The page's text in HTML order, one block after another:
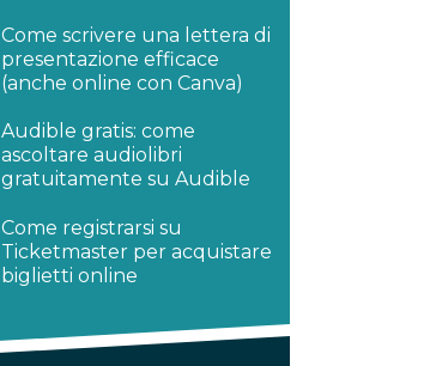
Come scrivere una lettera di
presentazione efficace
(anche online con Canva)
Audible gratis: come
ascoltare audiolibri
gratuitamente su Audible
Come registrarsi su
Ticketmaster per acquistare
biglietti online